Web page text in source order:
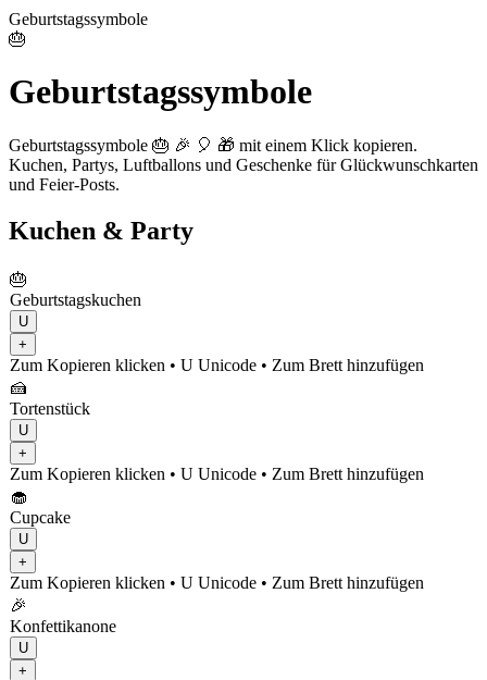
Geburtstagssymbole
🎂
Geburtstagssymbole
Geburtstagssymbole 🎂 🎉 🎈 🎁 mit einem Klick kopieren.
Kuchen, Partys, Luftballons und Geschenke für Glückwunschkarten
und Feier-Posts.
Kuchen & Party
🎂
Geburtstagskuchen
U
+
Zum Kopieren klicken • U Unicode • Zum Brett hinzufügen
🍰
Tortenstück
U
+
Zum Kopieren klicken • U Unicode • Zum Brett hinzufügen
🧁
Cupcake
U
+
Zum Kopieren klicken • U Unicode • Zum Brett hinzufügen
🎉
Konfettikanone
U
+